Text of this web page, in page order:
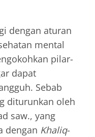
dengan aturan
mental
pilar-
dapat
Sebab
diturunkan oleh
saw., yang
dengan Khaliq-